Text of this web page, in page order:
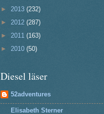
► 2013 (232)
► 2012 (287)
► 2011 (163)
► 2010 (50)
Diesel läser
52adventures
Elisabeth Sterner